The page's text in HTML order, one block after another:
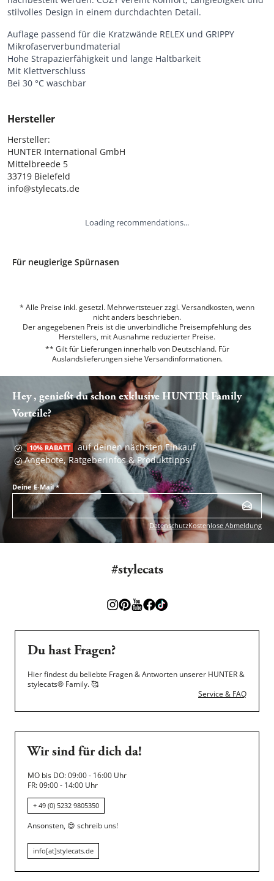
stilvolles Design in einem durchdachten Detail.
Auflage passend für die Kratzwände RELEX und GRIPPY
Mikrofaserverbundmaterial
Hohe Strapazierfähigkeit und lange Haltbarkeit
Mit Klettverschluss
Bei 30 °C waschbar
Hersteller
Hersteller:
HUNTER International GmbH
Mittelbreede 5
33719 Bielefeld
info@stylecats.de
Loading recommendations...
Für neugierige Spürnasen
* Alle Preise inkl. gesetzl. Mehrwertsteuer zzgl. Versandkosten, wenn
nicht anders beschrieben.
Der angegebenen Preis ist die unverbindliche Preisempfehlung des
Herstellers, mit Ausnahme reduzierter Preise.
** Gilt für Lieferungen innerhalb von Deutschland. Für
Auslandslieferungen siehe Versandinformationen.
Hey , genießt du schon exklusive HUNTER Family
Vorteile?
10% RABATT auf deinen nächsten Einkauf
Angebote, Ratgeberinfos & Produkttipps
Deine E-Mail*
DatenschutzKostenlose Abmeldung
#stylecats
Du hast Fragen?
Hier findest du beliebte Fragen & Antworten unserer HUNTER &
stylecats® Family.🥰
Service & FAQ
Wir sind für dich da!
MO bis DO: 09:00 - 16:00 Uhr
FR: 09:00 - 14:00 Uhr
+ 49 (0) 5232 9805350
Ansonsten, 😍 schreib uns!
info[at]stylecats.de